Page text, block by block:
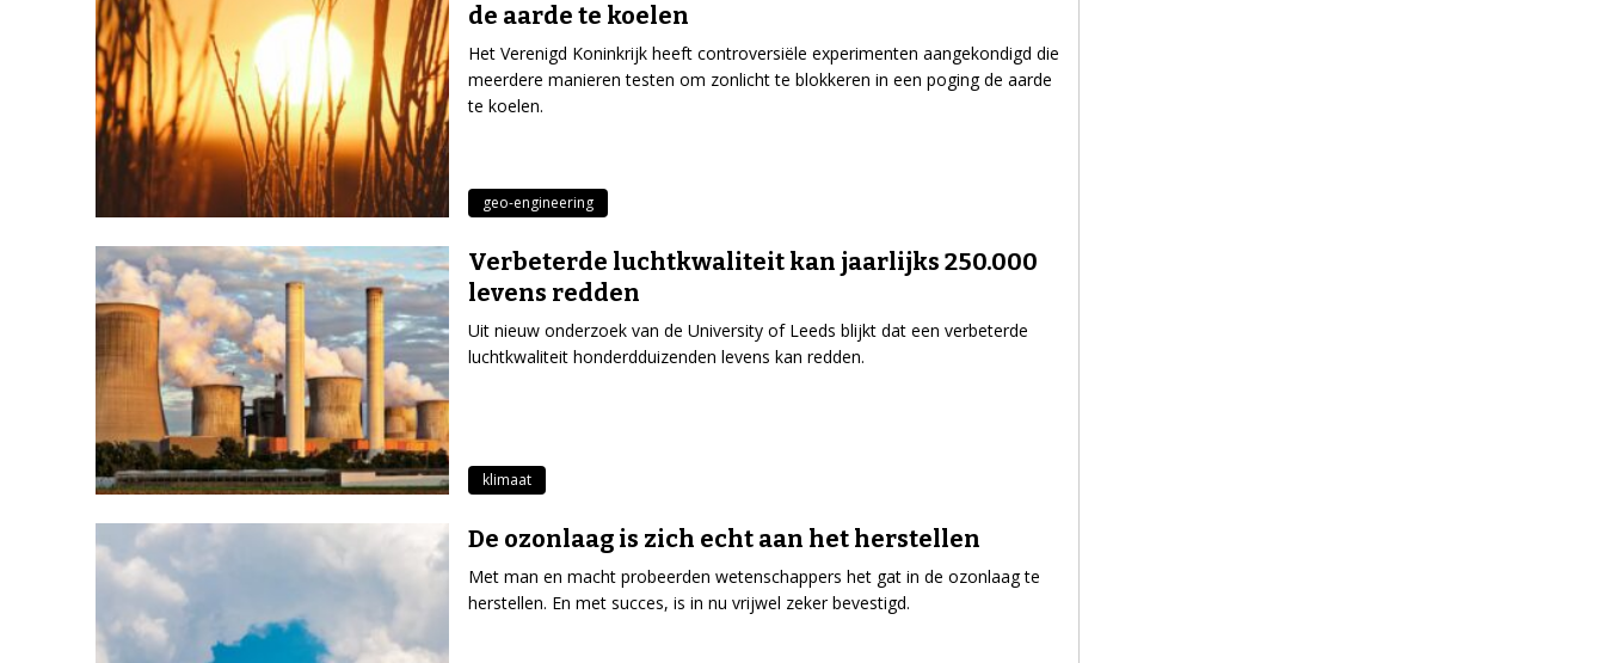
de aarde te koelen
Het Verenigd Koninkrijk heeft controversiële experimenten aangekondigd die
meerdere manieren testen om zonlicht te blokkeren in een poging de aarde
te koelen.
geo-engineering
Verbeterde luchtkwaliteit kan jaarlijks 250.000
levens redden
Uit nieuw onderzoek van de University of Leeds blijkt dat een verbeterde
luchtkwaliteit honderdduizenden levens kan redden.
klimaat
De ozonlaag is zich echt aan het herstellen
Met man en macht probeerden wetenschappers het gat in de ozonlaag te
herstellen. En met succes, is in nu vrijwel zeker bevestigd.